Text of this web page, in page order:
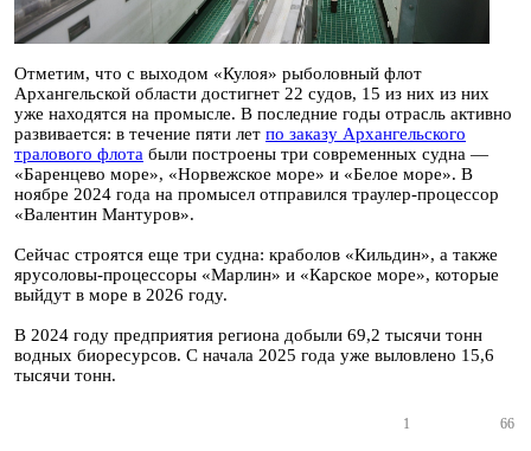
Отметим, что с выходом «Кулоя» рыболовный флот
Архангельской области достигнет 22 судов, 15 из них из них
уже находятся на промысле. В последние годы отрасль активно
развивается: в течение пяти лет по заказу Архангельского
тралового флота были построены три современных судна —
«Баренцево море», «Норвежское море» и «Белое море». В
ноябре 2024 года на промысел отправился траулер-процессор
«Валентин Мантуров».
Сейчас строятся еще три судна: краболов «Кильдин», а также
ярусоловы-процессоры «Марлин» и «Карское море», которые
выйдут в море в 2026 году.
В 2024 году предприятия региона добыли 69,2 тысячи тонн
водных биоресурсов. С начала 2025 года уже выловлено 15,6
тысячи тонн.
1 66